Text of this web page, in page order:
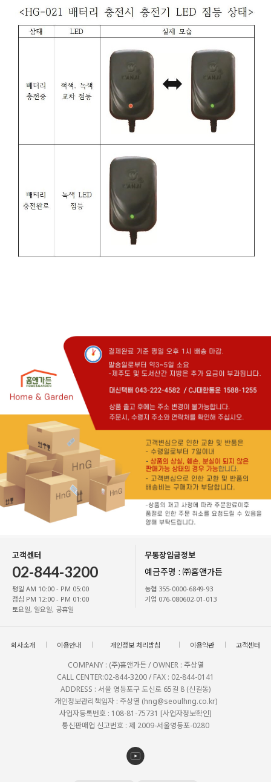
고객센터
02-844-3200
평일 AM 10:00 - PM 05:00
점심 PM 12:00 - PM 01:00
토요일, 일요일, 공휴일
무통장입금정보
예금주명 : ㈜홈앤가든
농협 355-0000-6849-93
기업 076-080602-01-013
회사소개 이용안내 개인정보 처리방침 이용약관 고객센터
COMPANY : (주)홈앤가든 / OWNER : 주상열
CALL CENTER:02-844-3200 / FAX : 02-844-0141
ADDRESS : 서울 영등포구 도신로 65길 8 (신길동)
개인정보관리책임자 : 주상열 (hng@seoulhng.co.kr)
사업자등록번호 : 108-81-75731 [사업자정보확인]
통신판매업 신고번호 : 제 2009-서울영등포-0280